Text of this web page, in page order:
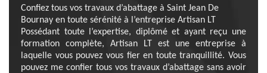
Confiez tous vos travaux d’abattage à Saint Jean De
Bournay en toute sérénité à l’entreprise Artisan LT
Possédant toute l’expertise, diplômé et ayant reçu une
formation complète, Artisan LT est une entreprise à
laquelle vous pouvez vous fier en toute tranquillité. Vous
pouvez me confier tous vos travaux d’abattage sans avoir